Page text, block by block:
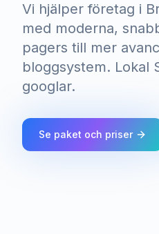
Vi hjälper företag i
med moderna,
pagers till mer
bloggsystem. Lokal
googlar.
Se paket och priser